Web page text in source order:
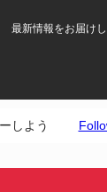
最新情報をお届け
しよう